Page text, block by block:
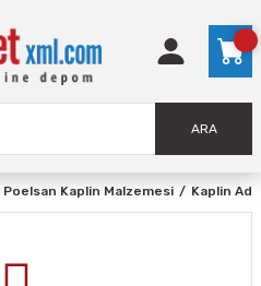
ARA
Poelsan Kaplin Malzemesi Kaplin